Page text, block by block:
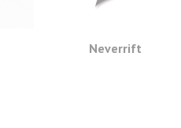
Neverrift